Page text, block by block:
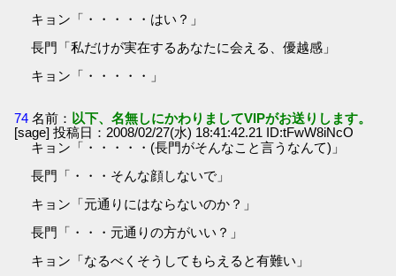
キョン「・・・・・はい？」
長門「私だけが実在するあなたに会える、優越感」
キョン「・・・・・」
74 名前： 以下、名無しにかわりましてVIPがお送りします。
[sage] 投稿日：2008/02/27(水) 18:41:42.21 ID:tFwW8iNcO
キョン「・・・・・(長門がそんなこと言うなんて)」
長門「・・・そんな顔しないで」
キョン「元通りにはならないのか？」
長門「・・・元通りの方がいい？」
キョン「なるべくそうしてもらえると有難い」